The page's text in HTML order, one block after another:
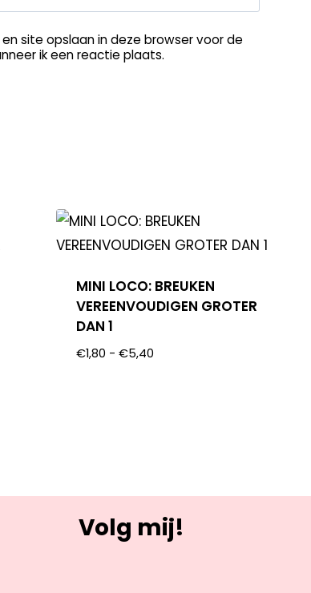
site opslaan in deze browser voor de
ik een reactie plaats.
MINI LOCO: BREUKEN
VEREENVOUDIGEN GROTER
DAN 1
€1,80 - €5,40
Volg mij!